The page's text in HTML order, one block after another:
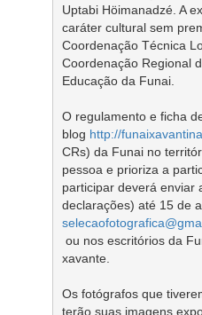
Uptabi Höimanadzé. A
caráter cultural sem
Coordenação Técnica
Coordenação Regional
Educação da Funai.
O regulamento e ficha
blog http://
CRs) da Funai no
pessoa e prioriza a
participar deverá enviar
ou nos escritórios da
xavante.
Os fotógrafos que
terão suas imagens